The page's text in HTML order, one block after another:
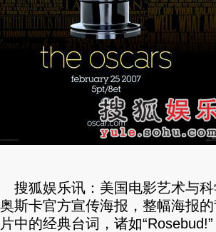
狐娱乐讯：美国电影艺术与科
斯卡官方宣传海报，整幅海报
中的经典台词，诸如